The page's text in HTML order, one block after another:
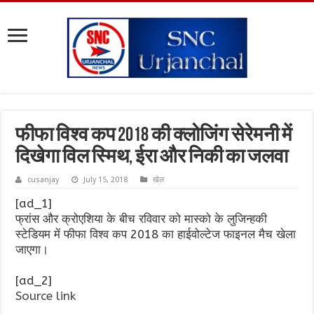
फीफा विश्व कप 2018 की क्लोजिंग सेरेमनी में
दिखेगा विल स्मिथ, ईरा और निकी का जलवा
cusanjay July 15, 2018 खेल
[ad_1]
फ्रांस और क्रोएशिया के बीच रविवार को मास्को के लुजिन्हकी
स्टेडियम में फीफा विश्व कप 2018 का हाईवोल्टेज फाइनल मैच खेला
जाएगा।
[ad_2]
Source link